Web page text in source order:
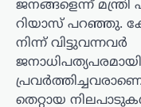
ജനങ്ങളെന്ന്
റിയാസ് പറഞ്ഞു.
നിന്ന് വിട്ടുവന്നവർ
ജനാധിപത്യപരമായി
തെറ്റായ